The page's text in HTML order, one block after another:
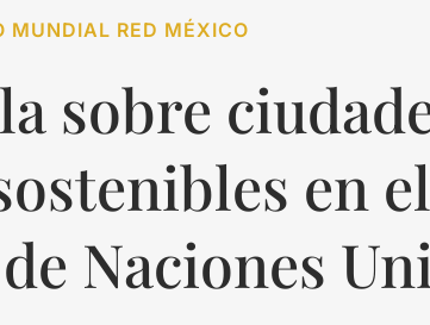
MUNDIAL RED MÉXICO
sobre
en
Naciones